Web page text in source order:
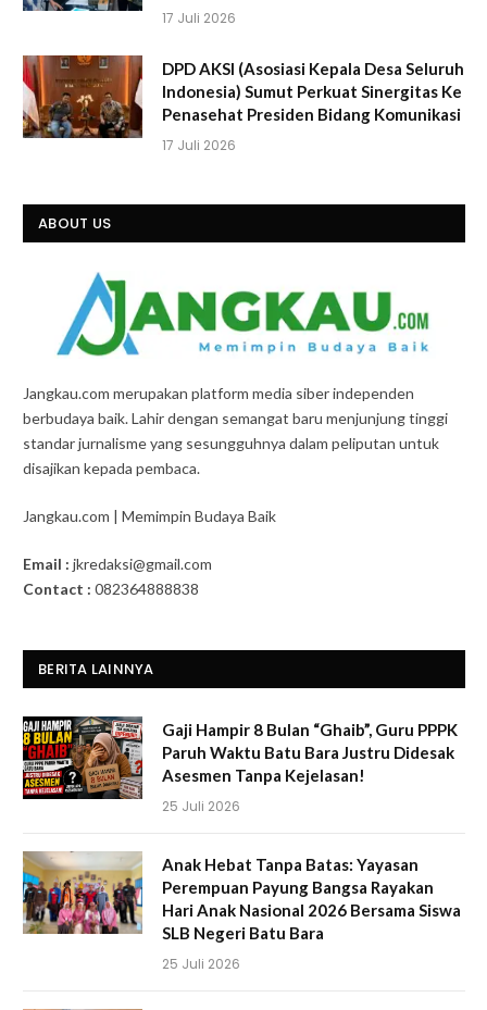
17 Juli 2026
DPD AKSI (Asosiasi Kepala Desa Seluruh
Indonesia) Sumut Perkuat Sinergitas Ke
Penasehat Presiden Bidang Komunikasi
17 Juli 2026
ABOUT US
Jangkau.com merupakan platform media siber independen
berbudaya baik. Lahir dengan semangat baru menjunjung tinggi
standar jurnalisme yang sesungguhnya dalam peliputan untuk
disajikan kepada pembaca.
Jangkau.com | Memimpin Budaya Baik
Email : jkredaksi@gmail.com
Contact : 082364888838
BERITA LAINNYA
Gaji Hampir 8 Bulan “Ghaib”, Guru PPPK
Paruh Waktu Batu Bara Justru Didesak
Asesmen Tanpa Kejelasan!
25 Juli 2026
Anak Hebat Tanpa Batas: Yayasan
Perempuan Payung Bangsa Rayakan
Hari Anak Nasional 2026 Bersama Siswa
SLB Negeri Batu Bara
25 Juli 2026